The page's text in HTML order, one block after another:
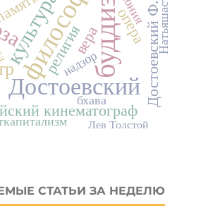
буддизм
Достоевский
культура Достоевский Ф.М.
религия
кинематограф
вера операНатьяшастра
бхава
надзор
Лев Толстой
СТАТЬИ ЗА НЕДЕЛЮ